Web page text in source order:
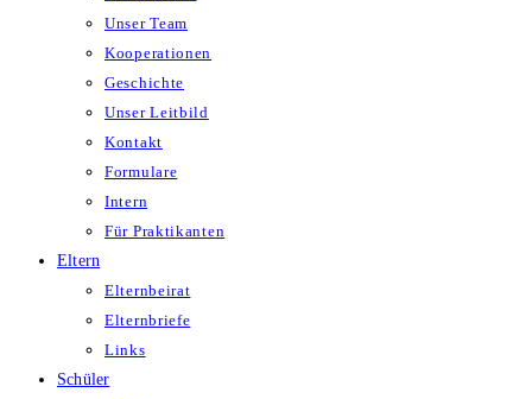
Unser Team
Kooperationen
Geschichte
Unser Leitbild
Kontakt
Formulare
Intern
Für Praktikanten
Eltern
Elternbeirat
Elternbriefe
Links
Schüler